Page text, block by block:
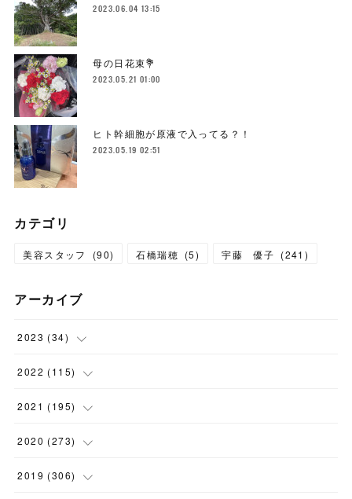
2023.06.04 13:15
母の日花束💐
2023.05.21 01:00
ヒト幹細胞が原液で入ってる？！
2023.05.19 02:51
カテゴリ
美容スタッフ (90) 石橋瑞穂 (5) 宇藤 優子 (241 )
アーカイブ
2023 (34)
( 1 )
(2)
(3)
( 6 )
2022 (115)
(8)
(7)
(8)
2021 (195)
(14)
(9)
2020 (273)
(29)
2019 (306)